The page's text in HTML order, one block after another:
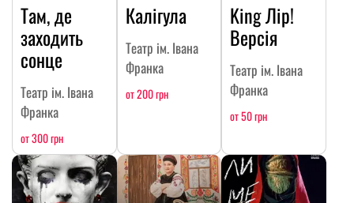
Там, де
заходить
сонце
Театр ім. Івана
Франка
от 300 грн
Калігула
Театр ім. Івана
Франка
от 200 грн
King Лір!
Версія
Театр ім. Івана
Франка
от 50 грн